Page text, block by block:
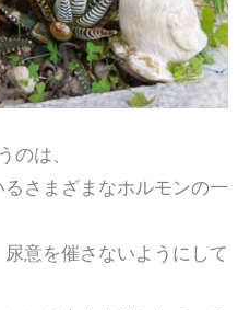
は、
まざまなホルモンの一
を催さないようにして